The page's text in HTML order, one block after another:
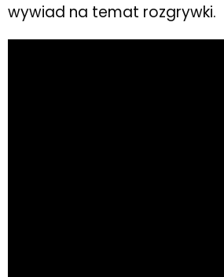
wywiad na temat rozgrywki.